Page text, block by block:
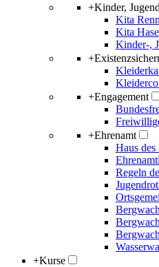
+Kinder,
Kita
Kita
Kinder-,
+
+Engagement
+Ehrenamt
Haus des
Regeln
+Kurse